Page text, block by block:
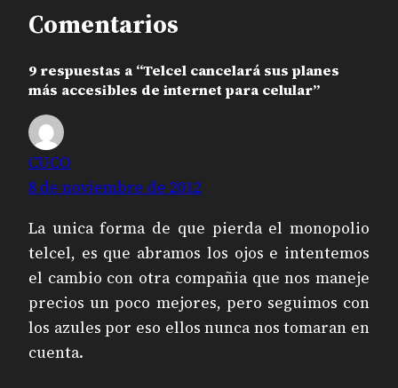
Comentarios
9 respuestas a “Telcel cancelará sus planes
más accesibles de internet para celular”
CUCO
8 de noviembre de 2012
La unica forma de que pierda el monopolio
telcel, es que abramos los ojos e intentemos
el cambio con otra compañia que nos maneje
precios un poco mejores, pero seguimos con
los azules por eso ellos nunca nos tomaran en
cuenta.